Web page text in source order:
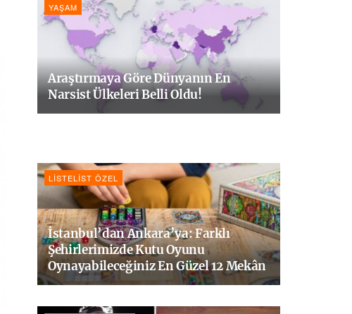
YAŞAM
Araştırmaya Göre Dünyanın En
Narsist Ülkeleri Belli Oldu!
LISTELIST ÖZEL
İstanbul’dan Ankara’ya: Farklı
Şehirlerimizde Kutu Oyunu
Oynayabileceğiniz En Güzel 12 Mekân